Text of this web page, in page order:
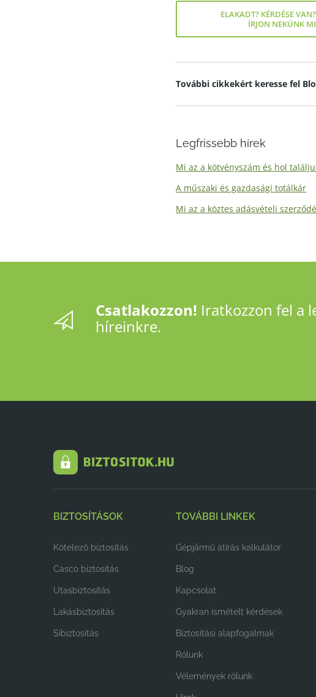
ELAKADT? KÉRDÉSE
ÍRJON NEKÜNK
További cikkekért keresse fel
Legfrissebb hírek
Mi az a kötvényszám és hol
A műszaki és gazdasági totálkár
Mi az a köztes adásvételi
Csatlakozzon! Iratkozzon fel a
híreinkre.
BIZTOSÍTÁSOK
Kötelező biztosítás
Casco biztosítás
Utasbiztosítás
Lakásbiztosítás
Síbiztosítás
TOVÁBBI LINKEK
Gépjármű átírás kalkulátor
Blog
Kapcsolat
Gyakran ismételt kérdések
Biztosítási alapfogalmak
Rólunk
Vélemények rólunk